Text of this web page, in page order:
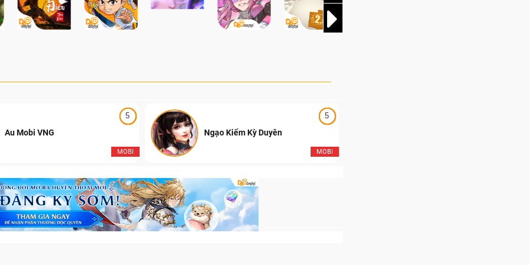
5
MOBI
Au Mobi VNG
5
MOBI
Ngạo Kiếm Kỳ Duyên